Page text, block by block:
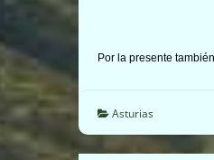
Por la presente
Asturias